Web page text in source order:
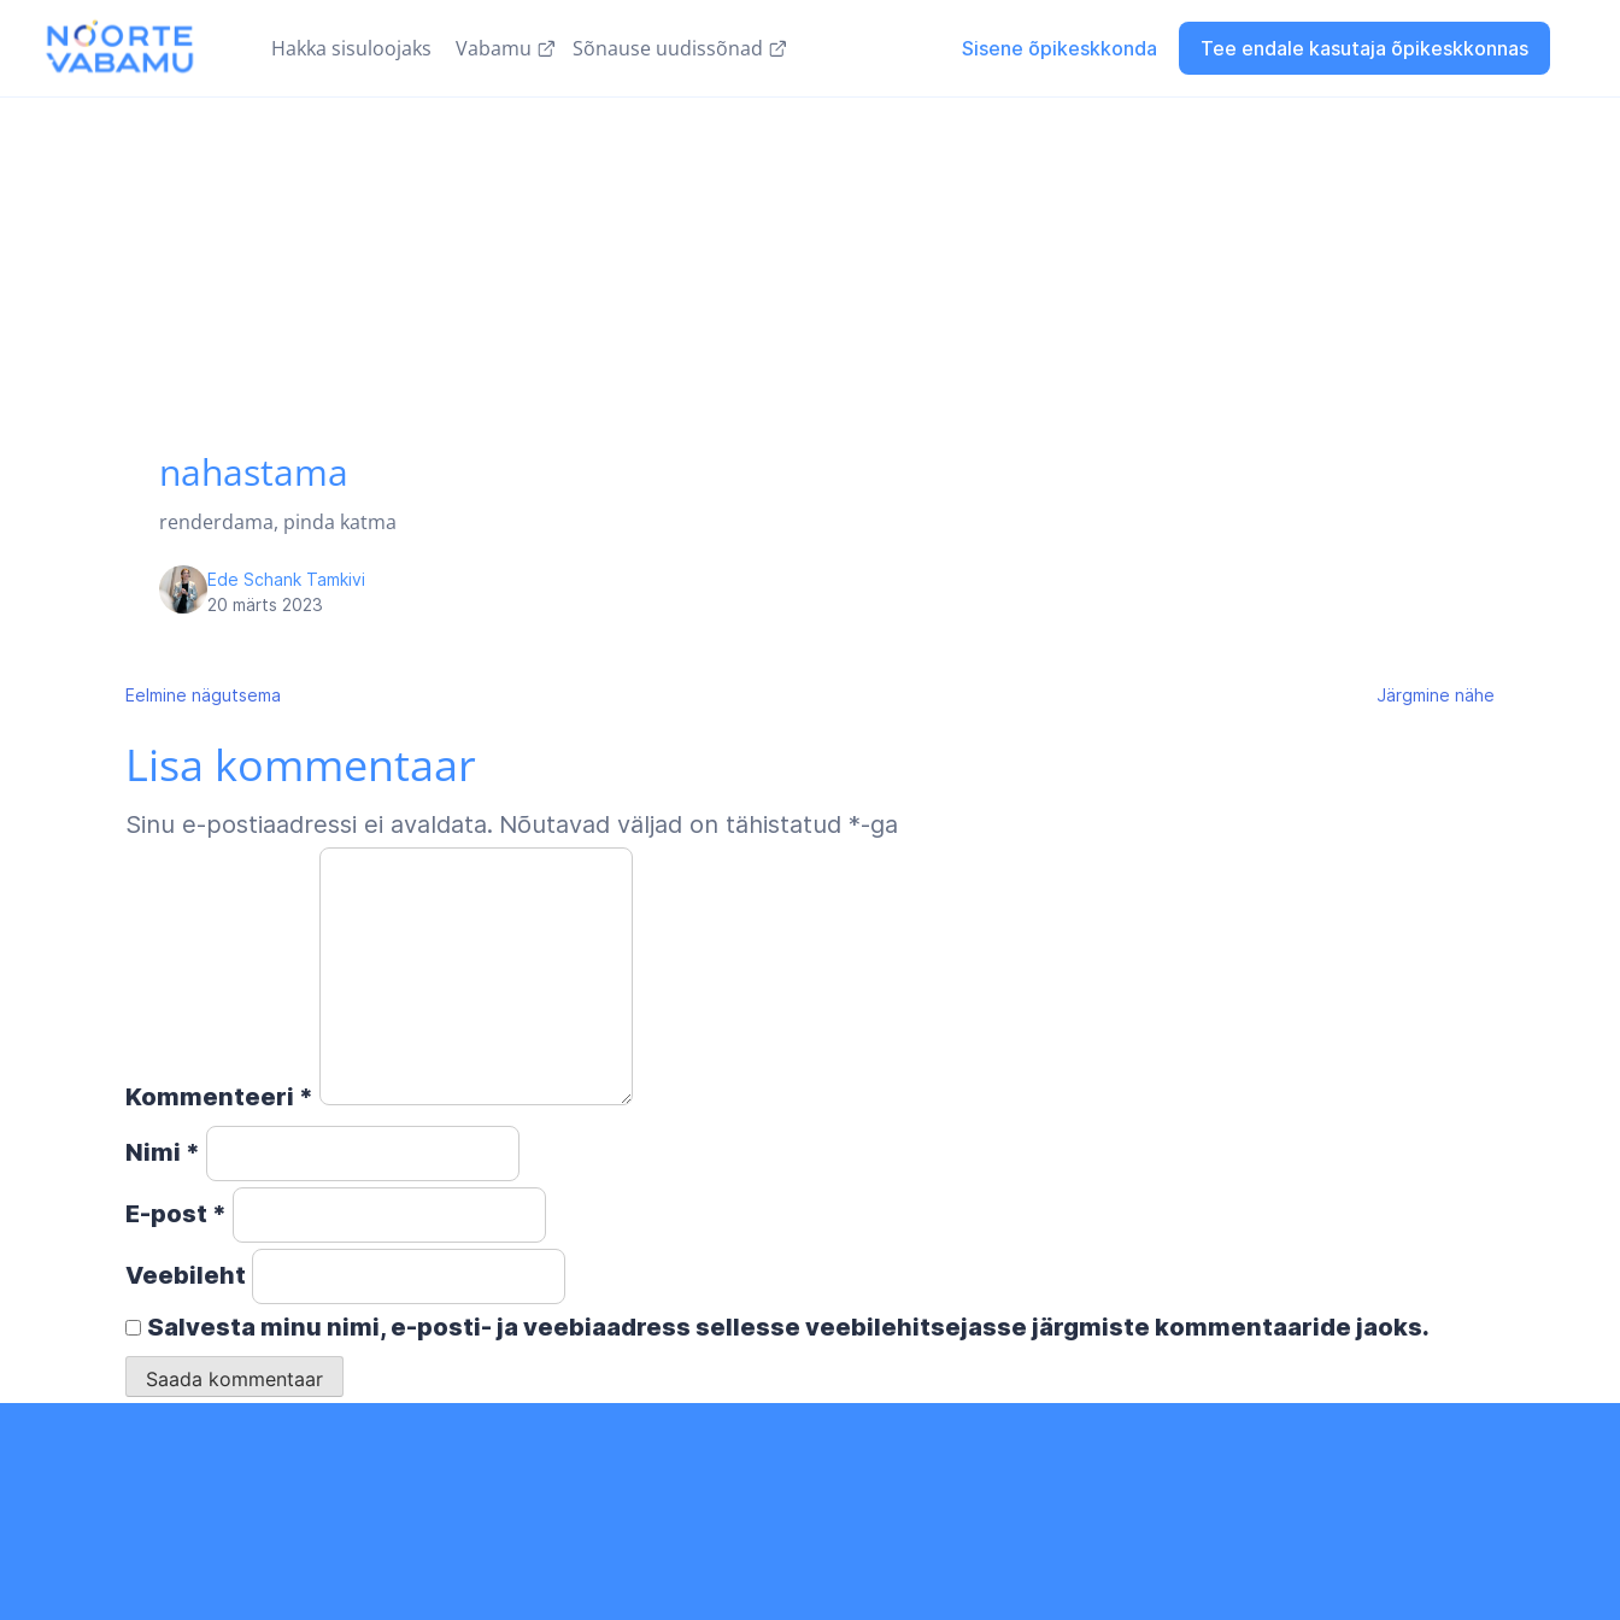
Hakka sisuloojaks Vabamu Sõnause uudissõnad Sisene õpikeskkonda Tee endale kasutaja õpikeskkonnas
nahastama
renderdama, pinda katma
Ede Schank Tamkivi
20 märts 2023
Navigeerimine
Eelmine nägutsema Järgmine nähe
Lisa kommentaar
Sinu e-postiaadressi ei avaldata. Nõutavad väljad on tähistatud *-ga
Kommenteeri *
Nimi *
E-post *
Veebileht
Salvesta minu nimi, e-posti- ja veebiaadress sellesse veebilehitsejasse järgmiste kommentaaride jaoks.